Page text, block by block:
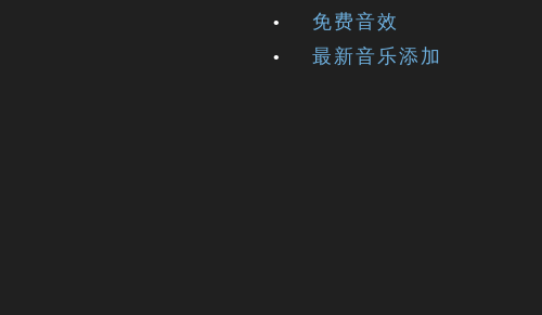
免费音效
最新音乐添加